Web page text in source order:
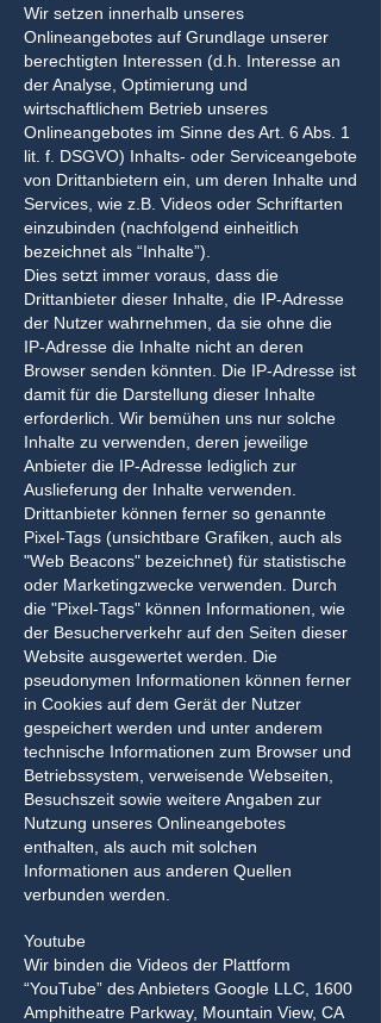
Wir setzen innerhalb unseres
Onlineangebotes auf Grundlage unserer
berechtigten Interessen (d.h. Interesse an
der Analyse, Optimierung und
wirtschaftlichem Betrieb unseres
Onlineangebotes im Sinne des Art. 6 Abs. 1
lit. f. DSGVO) Inhalts- oder Serviceangebote
von Drittanbietern ein, um deren Inhalte und
Services, wie z.B. Videos oder Schriftarten
einzubinden (nachfolgend einheitlich
bezeichnet als “Inhalte”).
Dies setzt immer voraus, dass die
Drittanbieter dieser Inhalte, die IP-Adresse
der Nutzer wahrnehmen, da sie ohne die
IP-Adresse die Inhalte nicht an deren
Browser senden könnten. Die IP-Adresse ist
damit für die Darstellung dieser Inhalte
erforderlich. Wir bemühen uns nur solche
Inhalte zu verwenden, deren jeweilige
Anbieter die IP-Adresse lediglich zur
Auslieferung der Inhalte verwenden.
Drittanbieter können ferner so genannte
Pixel-Tags (unsichtbare Grafiken, auch als
"Web Beacons" bezeichnet) für statistische
oder Marketingzwecke verwenden. Durch
die "Pixel-Tags" können Informationen, wie
der Besucherverkehr auf den Seiten dieser
Website ausgewertet werden. Die
pseudonymen Informationen können ferner
in Cookies auf dem Gerät der Nutzer
gespeichert werden und unter anderem
technische Informationen zum Browser und
Betriebssystem, verweisende Webseiten,
Besuchszeit sowie weitere Angaben zur
Nutzung unseres Onlineangebotes
enthalten, als auch mit solchen
Informationen aus anderen Quellen
verbunden werden.
Youtube
Wir binden die Videos der Plattform
“YouTube” des Anbieters Google LLC, 1600
Amphitheatre Parkway, Mountain View, CA